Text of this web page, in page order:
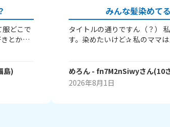
服どこで
とか、
島)
みんな髪染めて
タイトルの通りですん（？）
す。染めたいけど✰ 私のママ
たい？ 何色が良い？？？？ 私
とか メッシュ，毛先とか染め
めろん - fn7M2nSiwyさん(10
2026年8月1日